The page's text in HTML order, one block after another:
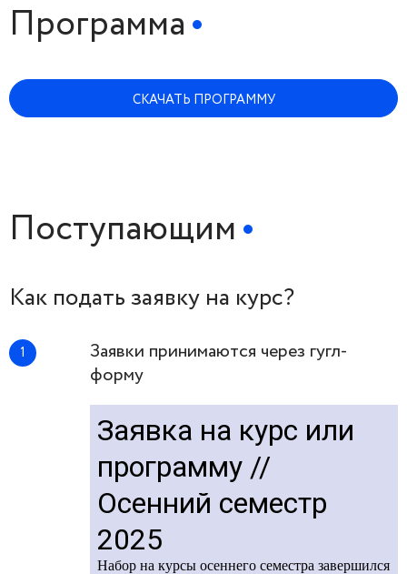
Программа
СКАЧАТЬ ПРОГРАММУ
Поступающим
Как подать заявку на курс?
Заявки принимаются через гугл-
форму